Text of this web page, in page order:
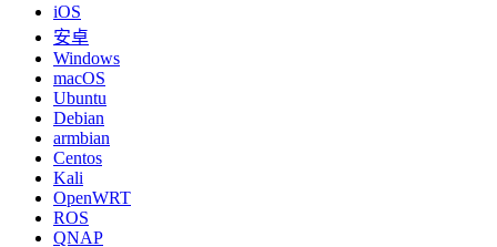
iOS
安卓
Windows
macOS
Ubuntu
Debian
armbian
Centos
Kali
OpenWRT
ROS
QNAP